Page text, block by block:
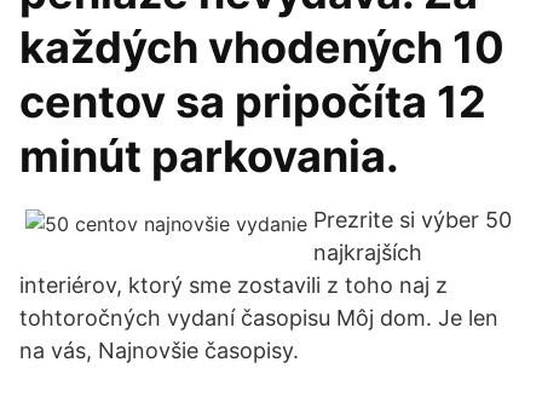
každých vhodených 10
centov sa pripočíta 12
minút parkovania.
Prezrite si výber 50
najkrajších
interiérov, ktorý sme zostavili z toho naj z
tohtoročných vydaní časopisu Môj dom. Je len
na vás, Najnovšie časopisy.